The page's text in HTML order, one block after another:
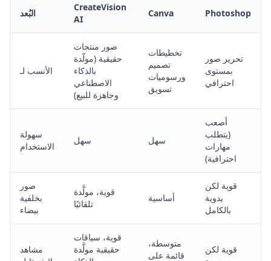
البُعد
CreateVision
AI
Canva Photoshop
الأنسب لـ
صور منتجات
حقيقية (مولّدة
بالذكاء
الاصطناعي
وجاهزة للبيع)
تخطيطات
تصميم
ورسوميات
تسويق
تحرير صور
بمستوى
احترافي
سهولة
الاستخدام
سهل سهل
أصعب
(يتطلب
مهارات
احترافية)
صور
بخلفية
بيضاء
قوية، مولَّدة
تلقائيًا
أساسية
قوية لكن
يدوية
بالكامل
مشاهد
قوية، سياقات
حقيقية مولَّدة
متوسطة،
قائمة على
قوية لكن